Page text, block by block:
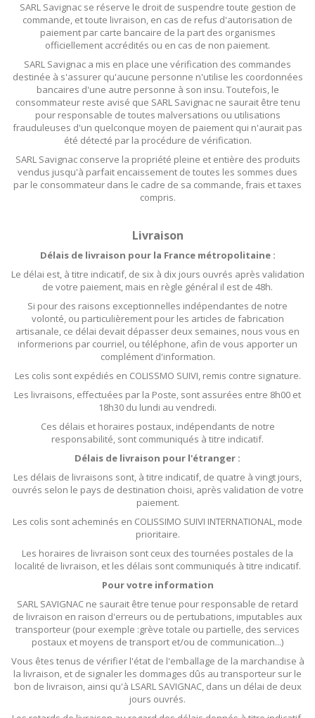
SARL Savignac se réserve le droit de suspendre toute gestion de
commande, et toute livraison, en cas de refus d'autorisation de
paiement par carte bancaire de la part des organismes
officiellement accrédités ou en cas de non paiement.
SARL Savignac a mis en place une vérification des commandes
destinée à s'assurer qu'aucune personne n'utilise les coordonnées
bancaires d'une autre personne à son insu. Toutefois, le
consommateur reste avisé que SARL Savignac ne saurait être tenu
pour responsable de toutes malversations ou utilisations
frauduleuses d'un quelconque moyen de paiement qui n'aurait pas
été détecté par la procédure de vérification.
SARL Savignac conserve la propriété pleine et entière des produits
vendus jusqu'à parfait encaissement de toutes les sommes dues
par le consommateur dans le cadre de sa commande, frais et taxes
compris.
Livraison
Délais de livraison pour la France métropolitaine :
Le délai est, à titre indicatif, de six à dix jours ouvrés après validation
de votre paiement, mais en règle général il est de 48h.
Si pour des raisons exceptionnelles indépendantes de notre
volonté, ou particulièrement pour les articles de fabrication
artisanale, ce délai devait dépasser deux semaines, nous vous en
informerions par courriel, ou téléphone, afin de vous apporter un
complément d'information.
Les colis sont expédiés en COLISSMO SUIVI, remis contre signature.
Les livraisons, effectuées par la Poste, sont assurées entre 8h00 et
18h30 du lundi au vendredi.
Ces délais et horaires postaux, indépendants de notre
responsabilité, sont communiqués à titre indicatif.
Délais de livraison pour l'étranger :
Les délais de livraisons sont, à titre indicatif, de quatre à vingt jours,
ouvrés selon le pays de destination choisi, après validation de votre
paiement.
Les colis sont acheminés en COLISSIMO SUIVI INTERNATIONAL, mode
prioritaire.
Les horaires de livraison sont ceux des tournées postales de la
localité de livraison, et les délais sont communiqués à titre indicatif.
Pour votre information
SARL SAVIGNAC ne saurait être tenue pour responsable de retard
de livraison en raison d'erreurs ou de pertubations, imputables aux
transporteur (pour exemple :grève totale ou partielle, des services
postaux et moyens de transport et/ou de communication...)
Vous êtes tenus de vérifier l'état de l'emballage de la marchandise à
la livraison, et de signaler les dommages dûs au transporteur sur le
bon de livraison, ainsi qu'à LSARL SAVIGNAC, dans un délai de deux
jours ouvrés.